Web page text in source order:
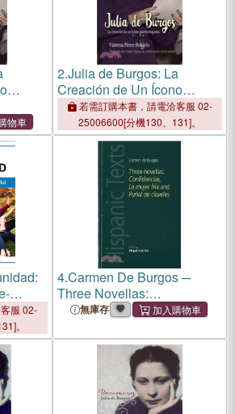
2.Julia de Burgos: La
Creación de Un Ícono
Puertorriqueño
若需訂購本書，請電洽客服 02-
25006600[分機130、131]。
服 02-
。
4.Carmen De Burgos ─
Three Novellas:
Confidencias, La mujer fr燰
無庫存